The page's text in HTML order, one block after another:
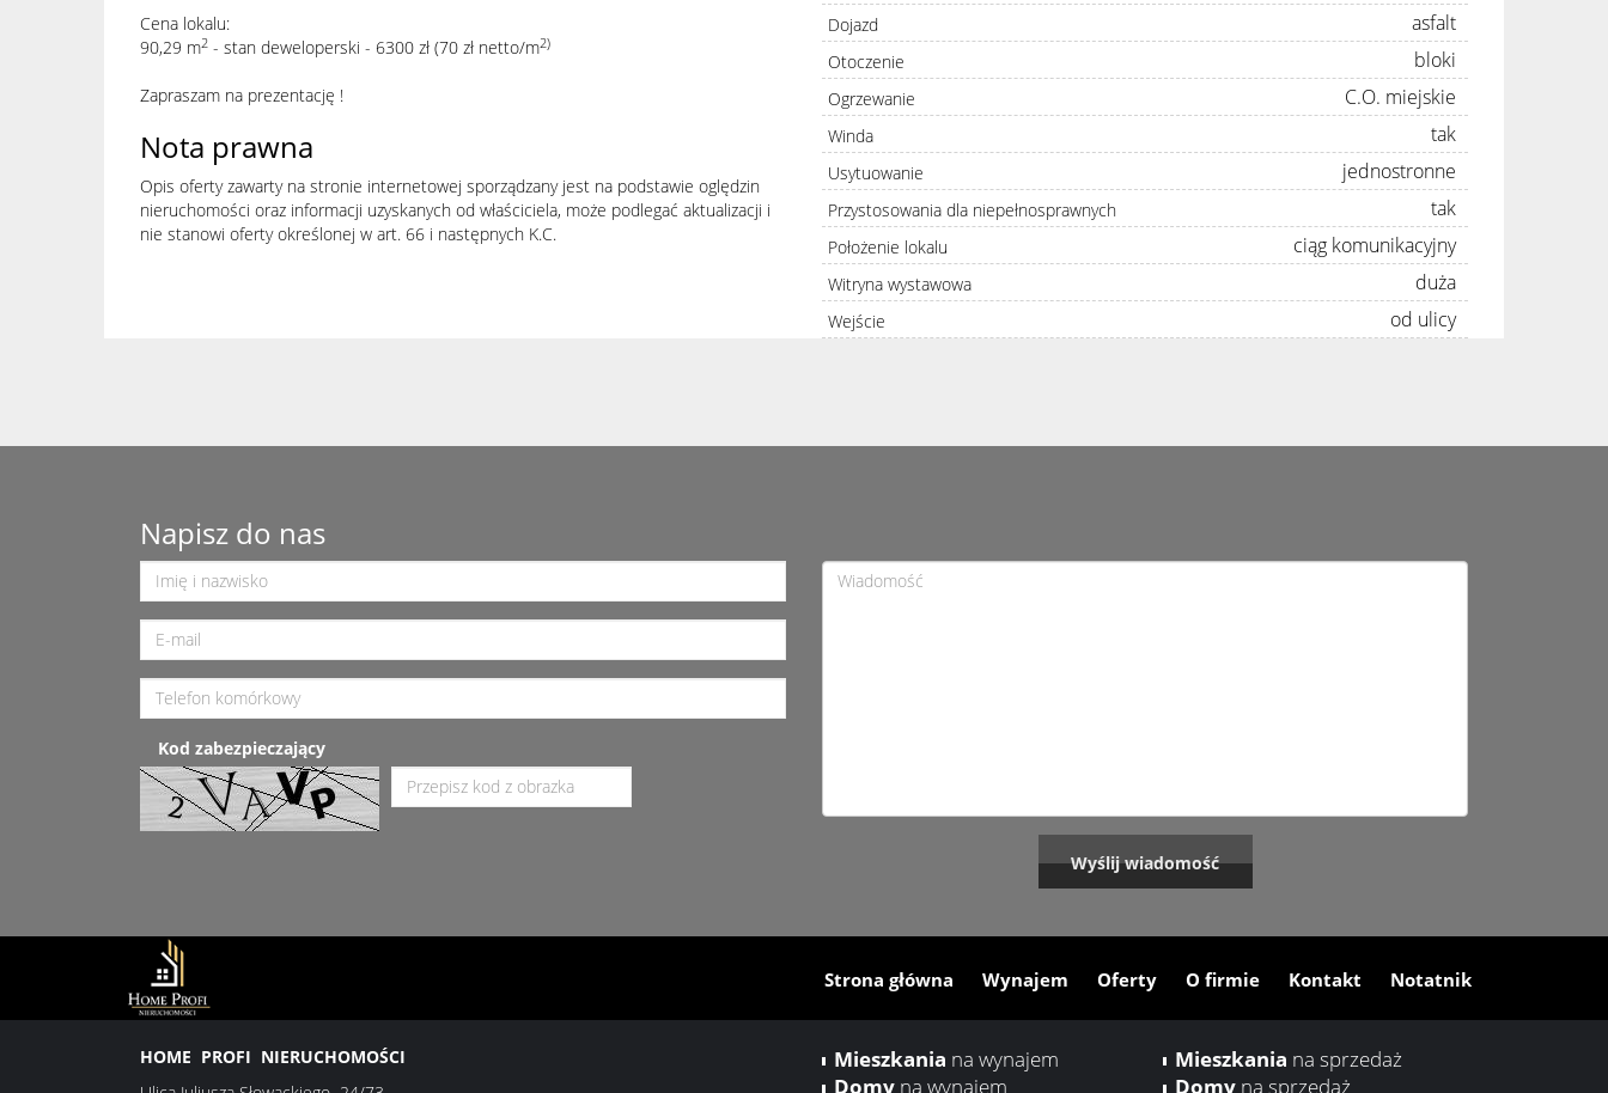
Cena lokalu:
90,29 m2 - stan deweloperski - 6300 zł (70 zł netto/m2)
Zapraszam na prezentację !
Nota prawna
Opis oferty zawarty na stronie internetowej sporządzany jest na podstawie oględzin
nieruchomości oraz informacji uzyskanych od właściciela, może podlegać aktualizacji i
nie stanowi oferty określonej w art. 66 i następnych K.C.
Dojazd asfalt
Otoczenie bloki
Ogrzewanie C.O. miejskie
Winda tak
Usytuowanie jednostronne
Przystosowania dla niepełnosprawnych tak
Położenie lokalu ciąg komunikacyjny
Witryna wystawowa duża
Wejście od ulicy
Napisz do nas
Kod zabezpieczający
Strona główna Wynajem Oferty O firmie Kontakt Notatnik
HOME PROFI NIERUCHOMOŚCI
Mieszkania na wynajem
Domy na wynajem
Mieszkania na sprzedaż
Domy na sprzedaż